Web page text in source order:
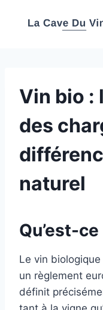
Vin bio :
des
naturel
Qu’est-
Le vin
un règlement
définit